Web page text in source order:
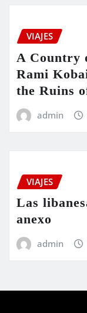
VIAJES
A Country
Rami
the Ruins
admin
VIAJES
Las
anexo
admin